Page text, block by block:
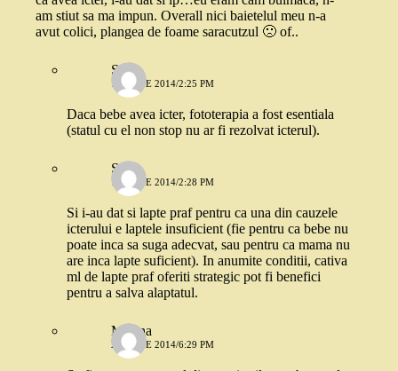
am stiut sa ma impun. Overall nici baietelul meu n-a
avut colici, plangea de foame saracutzul 🙁 of..
Stefi
17 IUNIE 2014/2:25 PM
Daca bebe avea icter, fototerapia a fost esentiala
(statul cu el non stop nu ar fi rezolvat icterul).
Stefi
17 IUNIE 2014/2:28 PM
Si i-au dat si lapte praf pentru ca una din cauzele
icterului e laptele insuficient (fie pentru ca bebe nu
poate inca sa suga adecvat, sau pentru ca mama nu
are inca lapte suficient). In anumite conditii, cativa
ml de lapte praf oferiti strategic pot fi benefici
pentru a salva alaptatul.
Miruna
20 IUNIE 2014/6:29 PM